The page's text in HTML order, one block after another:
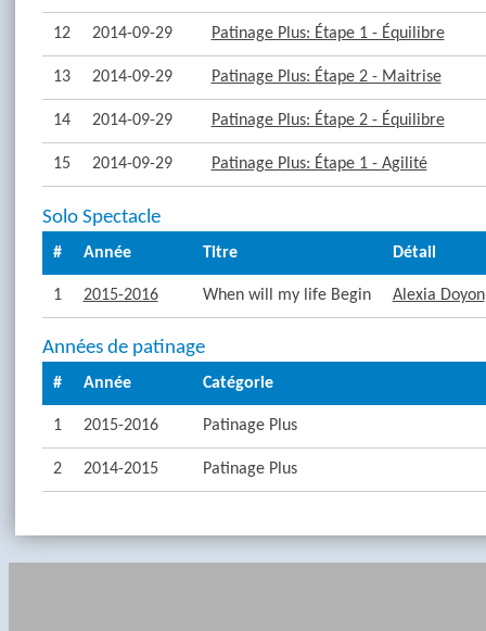
12 2014-09-29 Patinage Plus: Étape 1 - Équilibre
13 2014-09-29 Patinage Plus: Étape 2 - Maitrise
14 2014-09-29 Patinage Plus: Étape 2 - Équilibre
15 2014-09-29 Patinage Plus: Étape 1 - Agilité
Solo Spectacle
# Année Titre Détail
1 2015-2016 When will my life Begin Alexia Doyon
Années de patinage
# Année Catégorie
1 2015-2016 Patinage Plus
2 2014-2015 Patinage Plus